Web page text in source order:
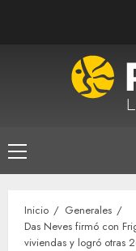
Menú
principal
Inicio
Generales
Das Neves firmó con
viviendas y logró otras